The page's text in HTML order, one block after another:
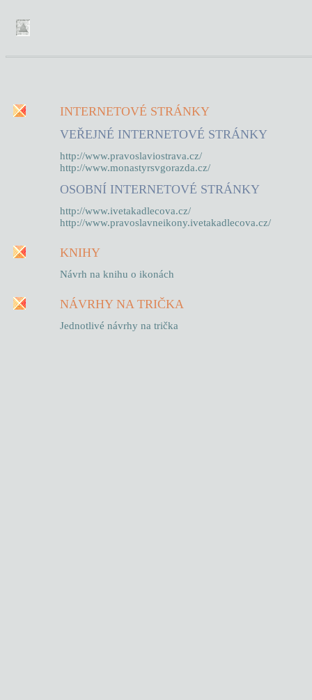
INTERNETOVÉ STRÁNKY
VEŘEJNÉ INTERNETOVÉ STRÁNKY
http://www.pravoslaviostrava.cz/
http://www.monastyrsvgorazda.cz/
OSOBNÍ INTERNETOVÉ STRÁNKY
http://www.ivetakadlecova.cz/
http://www.pravoslavneikony.ivetakadlecova.cz/
KNIHY
Návrh na knihu o ikonách
NÁVRHY NA TRIČKA
Jednotlivé návrhy na trička